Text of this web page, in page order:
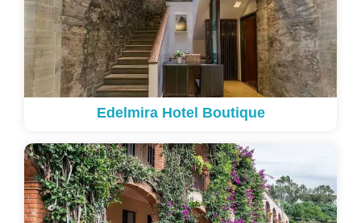
Edelmira Hotel Boutique